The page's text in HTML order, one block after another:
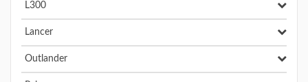
L300
Lancer
Outlander